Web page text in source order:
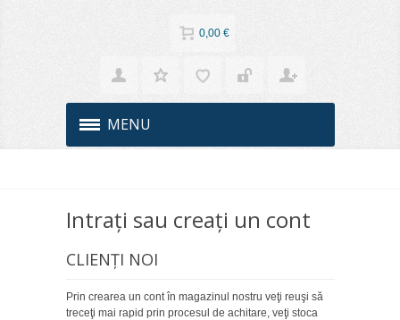
0,00 €
MENU
Intraţi sau creaţi un cont
CLIENŢI NOI
Prin crearea un cont în magazinul nostru veţi reuşi să
treceţi mai rapid prin procesul de achitare, veţi stoca